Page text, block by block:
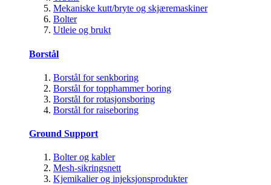
Mekaniske kutt/bryte og skjæremaskiner
Bolter
Utleie og brukt
Borstål
Borstål for senkboring
Borstål for topphammer boring
Borstål for rotasjonsboring
Borstål for raiseboring
Ground Support
Bolter og kabler
Mesh-sikringsnett
Kjemikalier og injeksjonsprodukter